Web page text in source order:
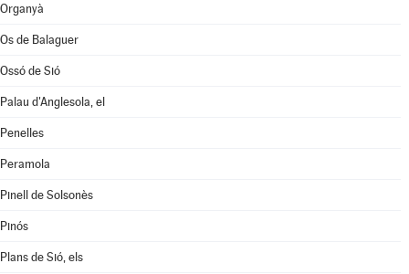
Organyà
Os de Balaguer
Ossó de Sió
Palau d'Anglesola, el
Penelles
Peramola
Pinell de Solsonès
Pinós
Plans de Sió, els